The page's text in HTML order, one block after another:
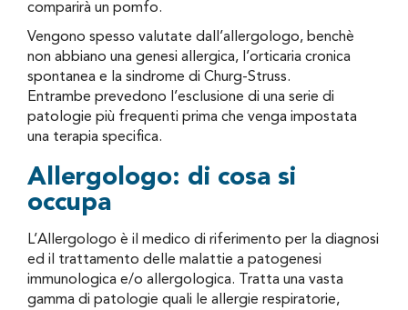
comparirà un pomfo.
Vengono spesso valutate dall’allergologo, benchè
non abbiano una genesi allergica, l’orticaria cronica
spontanea e la sindrome di Churg-Struss.
Entrambe prevedono l’esclusione di una serie di
patologie più frequenti prima che venga impostata
una terapia specifica.
Allergologo: di cosa si
occupa
L’Allergologo è il medico di riferimento per la diagnosi
ed il trattamento delle malattie a patogenesi
immunologica e/o allergologica. Tratta una vasta
gamma di patologie quali le allergie respiratorie,